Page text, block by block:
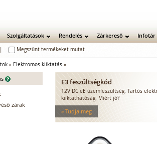
Szolgáltatások Rendelés Zárkereső Infotár
Megszűnt termékeket mutat
» Elektromos kiiktatás »
zárak
E3 feszültségkód
12V DC eE üzemfeszültség. Tartós
kiiktathatóság. Miért jó?
» Tudja meg